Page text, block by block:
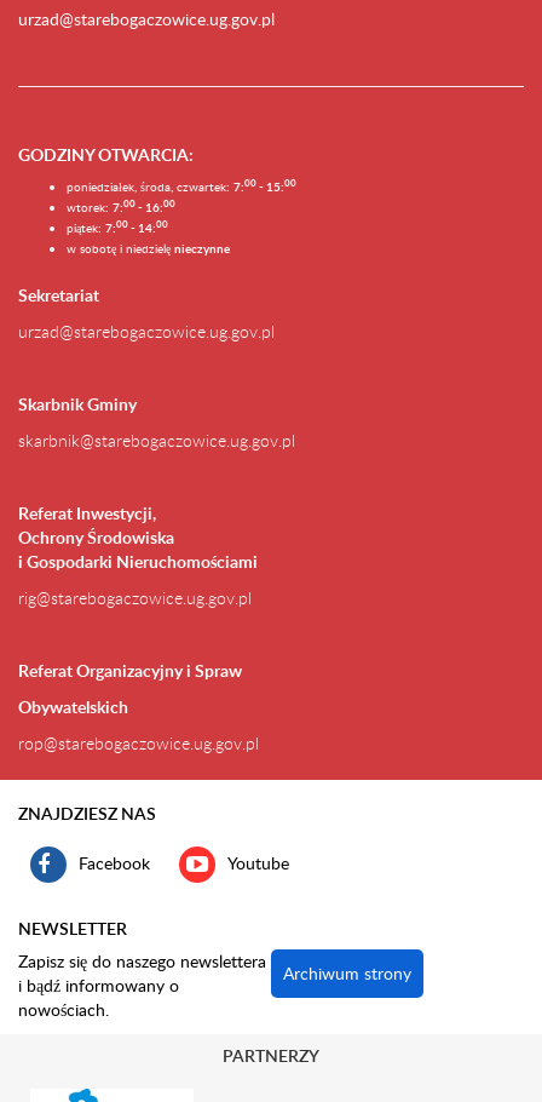
urzad@starebogaczowice.ug.gov.pl
GODZINY OTWARCIA:
poniedziałek, środa, czwartek: 7:00 - 15:00
wtorek: 7:00 - 16:00
piątek: 7:00 - 14:00
w sobotę i niedzielę nieczynne
Sekretariat
urzad@starebogaczowice.ug.gov.pl
Skarbnik Gminy
skarbnik@starebogaczowice.ug.gov.pl
Referat Inwestycji,
Ochrony Środowiska
i Gospodarki Nieruchomościami
rig@starebogaczowice.ug.gov.pl
Referat Organizacyjny i Spraw
Obywatelskich
rop@starebogaczowice.ug.gov.pl
ZNAJDZIESZ NAS
Facebook Youtube
NEWSLETTER
Zapisz się do naszego newslettera
i bądź informowany o
nowościach.
Archiwum strony
PARTNERZY